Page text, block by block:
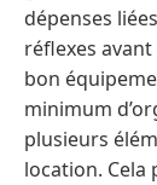
dépenses
réflexes
bon
minimum
plusieurs
location. Cela